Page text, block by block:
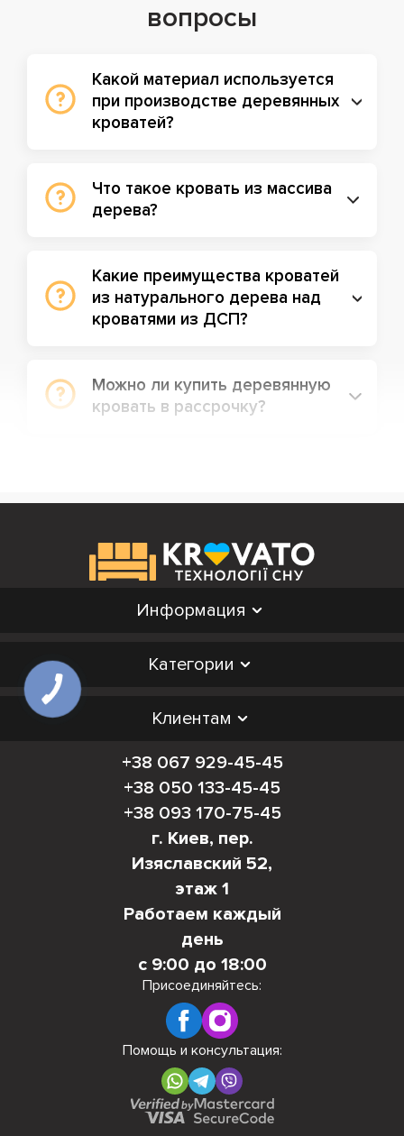
вопросы
Какой материал используется
при производстве деревянных
кроватей?
Что такое кровать из массива
дерева?
Какие преимущества кроватей
из натурального дерева над
кроватями из ДСП?
Можно ли купить деревянную
кровать в рассрочку?
Информация
Категории
Клиентам
+38 067 929-45-45
+38 050 133-45-45
+38 093 170-75-45
г. Киев, пер.
Изяславский 52,
этаж 1
Работаем каждый
день
с 9:00 до 18:00
Присоединяйтесь:
Помощь и консультация: